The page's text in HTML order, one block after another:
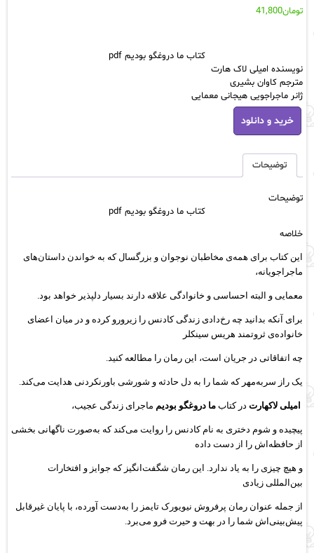
تومان41,800
کتاب ما دروغگو بودیم pdf
نویسنده امیلی لاک هارت
مترجم کاوان بشیری
ژانر ماجراجویی هیجانی معمایی
کتاب
دروغگو
عدد
خرید و دانلود
توضیحات
توضیحات
کتاب ما دروغگو بودیم pdf
خلاصه
این کتاب برای همه‌ی مخاطبان نوجوان و بزرگسال که به خواندن داستان‌های
ماجراجویانه،
معمایی و البته احساسی و خانوادگی علاقه دارند بسیار دلپذیر خواهد بود.
برای آنکه بدانید چه رخ‌دادی زندگی کادنس را زیرورو کرده و در میان اعضای
خانواده‌ی ثروتمند هریس سینکلر
چه اتفاقاتی در جریان است، این رمان را مطالعه کنید.
یک راز سربه‌مهر که شما را به دل حادثه و شورشی باورنکردنی هدایت می‌کند.
امیلی لاکهارتدر کتاب ما دروغگو بودیم ماجرای زندگی عجیب،
پیچیده و شوم دختری به نام کادنس را روایت می‌کند که به‌صورت ناگهانی بخشی
از حافظه‌اش را از دست داده
و هیچ چیزی را به یاد ندارد. این رمان شگفت‌انگیز که جوایز و افتخارات
بین‌المللی زیادی
از جمله عنوان رمان پرفروش نیویورک تایمز را به‌دست آورده، با پایان غیرقابل
پیش‌بینی‌اش شما را در بهت و حیرت فرو می‌برد.